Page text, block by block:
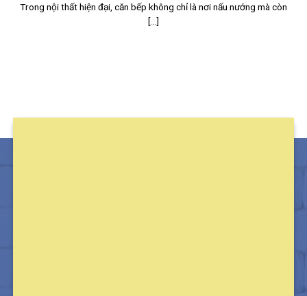
Trong nội thất hiện đại, căn bếp không chỉ là nơi nấu nướng mà còn
[...]